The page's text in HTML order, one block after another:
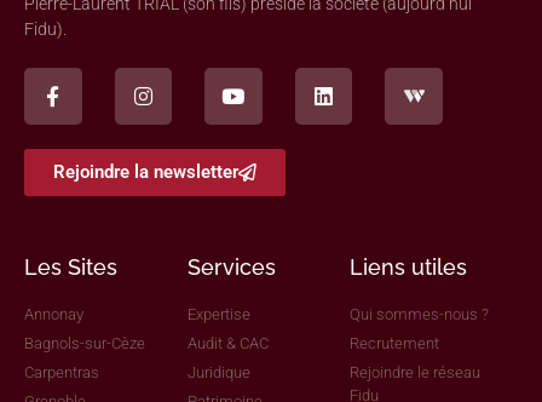
Fidu).
Rejoindre la newsletter
Les Sites
Annonay
Bagnols-sur-Cèze
Carpentras
Services
Expertise
Audit & CAC
Juridique
Liens utiles
Qui sommes-nous ?
Recrutement
Rejoindre le réseau
Fidu